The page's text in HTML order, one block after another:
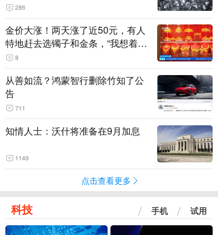
286
金价大涨！两天涨了近50元，有人
特地赶去选镯子和金条，“我想着买
起来可以保值，小批量进一些货”
8
从善如流？鸿蒙智行删除竹知了公
告
711
知情人士：沃什将准备在9月加息
1149
点击查看更多
科技 手机 试用